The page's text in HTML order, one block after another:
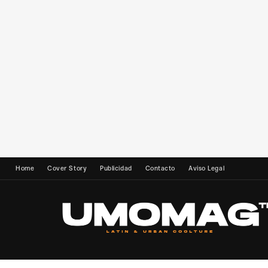
Home Cover Story Publicidad Contacto Aviso Legal